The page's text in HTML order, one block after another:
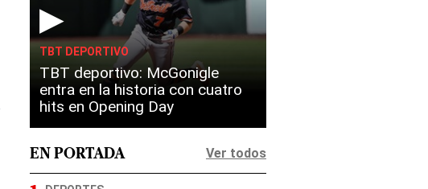
▶
TBT DEPORTIVO
TBT deportivo: McGonigle
entra en la historia con cuatro
hits en Opening Day
EN PORTADA Ver todos